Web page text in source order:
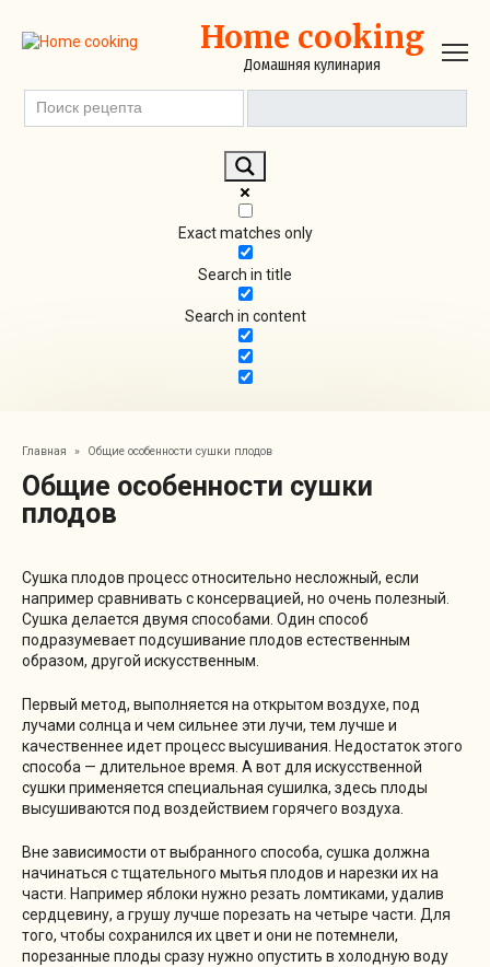
контенту
Home cooking
Домашняя кулинария
Exact matches only
Search in title
Search in content
Главная » Общие особенности сушки плодов
Общие особенности сушки
плодов
Сушка плодов процесс относительно несложный, если
например сравнивать с консервацией, но очень полезный.
Сушка делается двумя способами. Один способ
подразумевает подсушивание плодов естественным
образом, другой искусственным.
Первый метод, выполняется на открытом воздухе, под
лучами солнца и чем сильнее эти лучи, тем лучше и
качественнее идет процесс высушивания. Недостаток этого
способа — длительное время. А вот для искусственной
сушки применяется специальная сушилка, здесь плоды
высушиваются под воздействием горячего воздуха.
Вне зависимости от выбранного способа, сушка должна
начинаться с тщательного мытья плодов и нарезки их на
части. Например яблоки нужно резать ломтиками, удалив
сердцевину, а грушу лучше порезать на четыре части. Для
того, чтобы сохранился их цвет и они не потемнели,
порезанные плоды сразу нужно опустить в холодную воду